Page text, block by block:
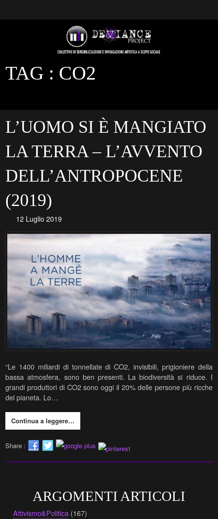
TAG : CO2
L’UOMO SI È MANGIATO
LA TERRA – L’AVVENTO
DELL’ANTROPOCENE
(2019)
12 Luglio 2019
“Le 1400 miliardi di tonnellate di CO2, invisibili, prigioniere della
bassa atmosfera, sono ben presenti. La biodiversità si riduce. I
grandi produttori di CO2 sono oggi il 20% delle persone più ricche
del pianeta. Lo…
Continua a leggere…
Share :
ARGOMENTI ARTICOLI
Attivismo&Politica (167)